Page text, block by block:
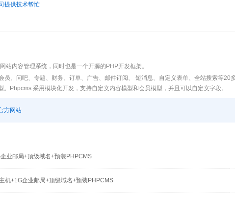
提供技术帮忙
站内容管理系统，同时也是一个开源的PHP开发框架。
员、问吧、专题、财务、订单、广告、邮件订阅、 短消息、自定义表单、全站搜索等20
。Phpcms 采用模块化开发，支持自定义内容模型和会员模型，并且可以自定义字段。
方网站
业邮局+顶级域名+预装PHPCMS
机+1G企业邮局+顶级域名+预装PHPCMS